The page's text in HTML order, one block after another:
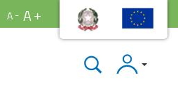
A A
Accedi